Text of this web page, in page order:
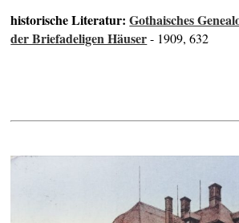
historische Literatur:Gothaisches
der Briefadeligen Häuser- 1909, 632